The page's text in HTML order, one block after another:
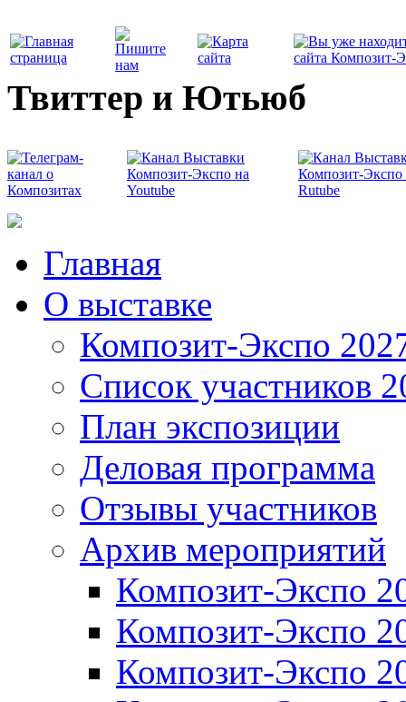
Твиттер и Ютьюб
Главная
О выставке
Композит-Экспо
Список участников
План экспозиции
Деловая программа
Отзывы участников
Архив мероприятий
Композит-Экспо
Композит-Экспо
Композит-Экспо